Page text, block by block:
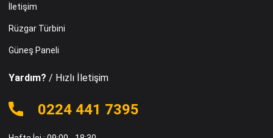
İletişim
Rüzgar Türbini
Güneş Paneli
Yardım? / Hızlı İletişim
0224 441 7395